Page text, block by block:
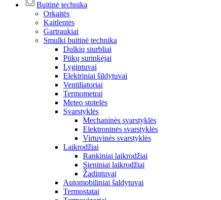
Buitinė technika
Orkaitės
Kaitlentės
Gartraukiai
Smulki buitinė technika
Dulkių siurbliai
Pūkų surinkėjai
Lygintuvai
Elektriniai šildytuvai
Ventiliatoriai
Termometrai
Meteo stotelės
Svarstyklės
Mechaninės svarstyklės
Elektroninės svarstyklės
Virtuvinės svarstyklės
Laikrodžiai
Rankiniai laikrodžiai
Sieniniai laikrodžiai
Žadintuvai
Automobiliniai šaldytuvai
Termostatai